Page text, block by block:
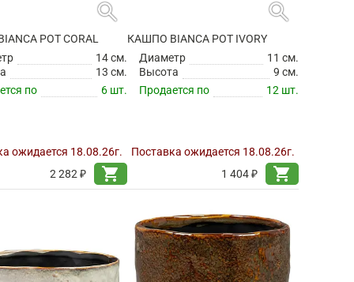
search
POT CORAL
14 см.
13 см.
по
6 шт.
ожидается 18.08.26г.
2 282 ₽
shopping_cart
search
КАШПО BIANCA POT IVORY
Диаметр
11 см.
Высота
9 см.
Продается по
12 шт.
Поставка ожидается 18.08.26г.
1 404 ₽
shopping_cart